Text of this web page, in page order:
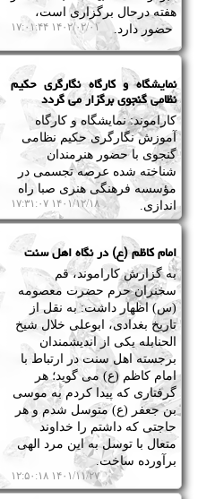
هفته درحال برگزاری است،
حضور دارد.
۱۴۰۲/۰۲/۰۱ ۱۷:۰۱:۴۴
نمایشگاه و کارگاه نگارگری حکیم
نظامی گنجوی برگزار می گردد
کاراموند: نمایشگاه و کارگاه
آموزش نگارگری حکیم نظامی
گنجوی با حضور هنرمندان
شناخته شده عرصه تجسمی در
مؤسسه فرهنگی هنری صبا راه
اندازی.
۱۴۰۱/۱۲/۱۸ ۱۷:۳۱:۰۷
امام کاظم (ع) در نگاه اهل سنت
به گزارش کاراموند، قم
سخنران حرم حضرت معصومه
(س) اظهار داشت: به نقل از
تاریخ بغدادی، ابوعلی خلال شیخ
الحنابله یکی از اندیشمندان
برجسته اهل سنت در ارتباط با
امام کاظم (ع) می گوید؛ هر
گرفتاری که پیدا کردم به موسی
بن جعفر (ع) متوسل شدم و هر
حاجتی که داشتم را خداوند
متعال با توسل به این مرد الهی
برآورده ساخت.
۱۴۰۱/۱۱/۲۷ ۱۲:۵۰:۱۸